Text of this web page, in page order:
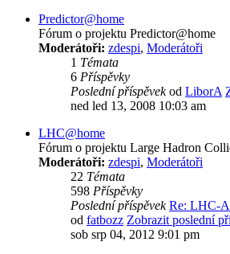
Predictor@home
Fórum o projektu Predictor@home
Moderátoři: zdespi, Moderátoři
1 Témata
6 Příspěvky
Poslední příspěvekod LiborA
ned led 13, 2008 10:03 am
LHC@home
Fórum o projektu Large Hadron
Moderátoři: zdespi, Moderátoři
22 Témata
598 Příspěvky
Poslední příspěvek Re: LHC-
od fatbozz Zobrazit poslední
sob srp 04, 2012 9:01 pm